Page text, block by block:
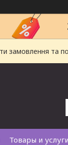
та
Товары и услуги